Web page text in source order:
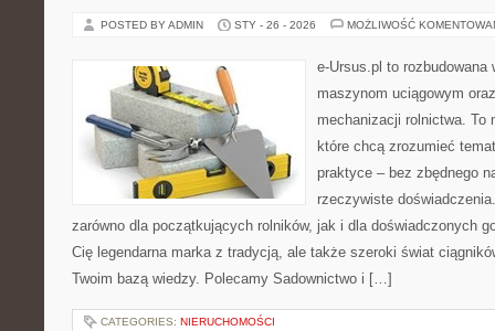
POSTED BY ADMIN STY - 26 - 2026 MOŻLIWOŚĆ
e-Ursus.pl to rozbudowana
maszynom uciągowym
mechanizacji rolnictwa. To
które chcą zrozumieć
praktyce – bez zbędnego
rzeczywiste
zarówno dla początkujących rolników, jak i dla doświadczonych
Cię legendarna marka z tradycją, ale także szeroki świat
Twoim bazą wiedzy. Polecamy Sadownictwo i […]
CATEGORIES: NIERUCHOMOŚCI